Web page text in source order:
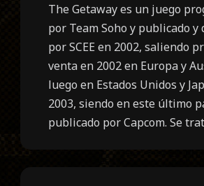
The Getaway es un juego
por Team Soho y publicado
por SCEE en 2002, saliendo
venta en 2002 en Europa y
luego en Estados Unidos y
2003, siendo en este último
publicado por Capcom. Se